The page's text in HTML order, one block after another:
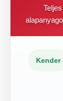
Kender